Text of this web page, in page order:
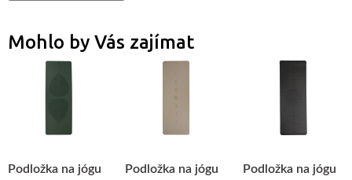
Mohlo by Vás zajímat
Podložka na jógu
Podložka na jógu
Podložka na jógu